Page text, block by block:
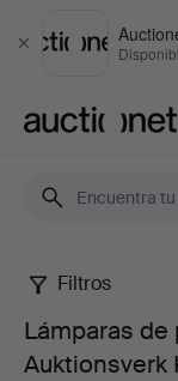
Cerrar
Lámparas
de
Filtros
Lámparas
Auktionsverk